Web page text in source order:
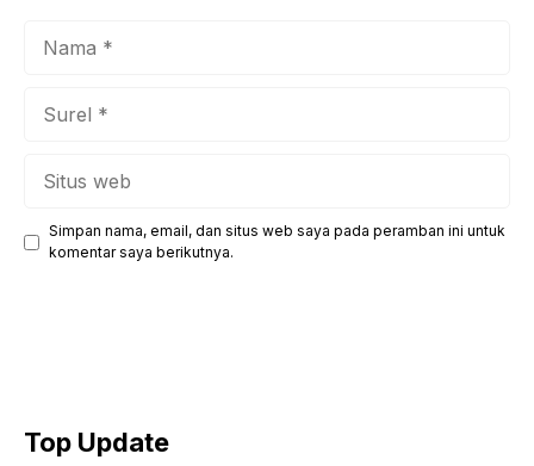
Simpan nama, email, dan situs web saya pada peramban ini untuk
komentar saya berikutnya.
Top Update